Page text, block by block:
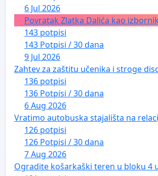
6 Jul 2026
Povratak Zlatka Dalića kao
143 potpisi
143 Potpisi / 30 dana
9 Jul 2026
Zahtev za zaštitu učenika i stroge
136 potpisi
136 Potpisi / 30 dana
6 Aug 2026
Vratimo autobuska stajališta na
126 potpisi
126 Potpisi / 30 dana
7 Aug 2026
Ogradite košarkaški teren u bloku 4